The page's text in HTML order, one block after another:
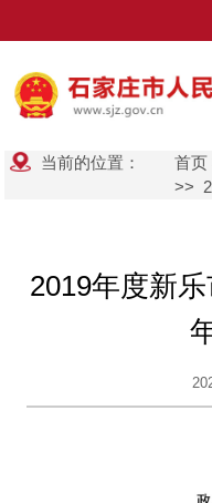
当前的位置： 首页
>>
2019年度新